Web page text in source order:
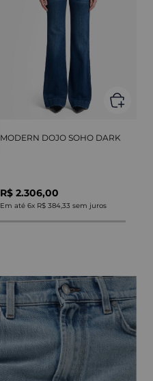
MODERN DOJO SOHO DARK
R$ 2.306,00
Em até 6x R$ 384,33 sem juros